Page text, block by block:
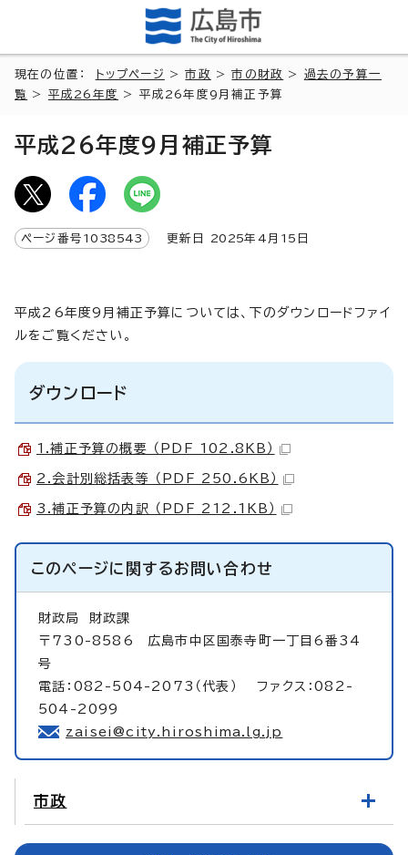
現在の位置： トップページ >市政 >市の財政 > 過去の予算一
覧
> 平成26年度 > 平成26年度9月補正予算
平成26年度9月補正予算
ページ番号 1038543 更新日 2025年4月 15 日
平成26年度9月補正予算については、下のダウンロードファイ
ルをご覧ください。
ダウンロード
1.補正予算の概要 （PDF 102.8KB）
2.会計別総括表等 （PDF 250.6KB）
3.補正予算の内訳 （PDF 212.1KB）
このページに関するお問い合わせ
財政局
財政課
〒730-8586 広島市中区国泰寺町一丁目6番34
号
電話：082-504-2073（代表） ファクス：082-
504-2099
zaisei@city.hiroshima.lg.jp
市政